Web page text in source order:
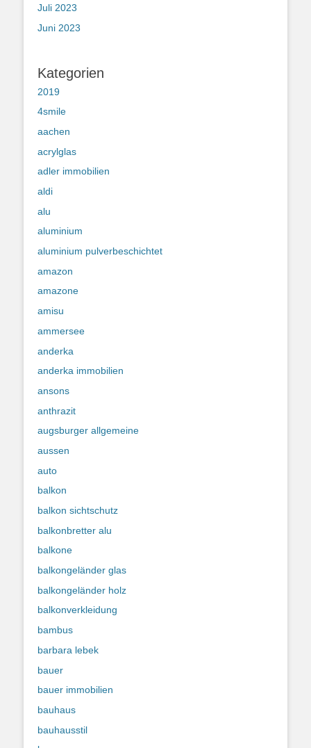
Juli 2023
Juni 2023
Kategorien
2019
4smile
aachen
acrylglas
adler immobilien
aldi
alu
aluminium
aluminium pulverbeschichtet
amazon
amazone
amisu
ammersee
anderka
anderka immobilien
ansons
anthrazit
augsburger allgemeine
aussen
auto
balkon
balkon sichtschutz
balkonbretter alu
balkone
balkongeländer glas
balkongeländer holz
balkonverkleidung
bambus
barbara lebek
bauer
bauer immobilien
bauhaus
bauhausstil